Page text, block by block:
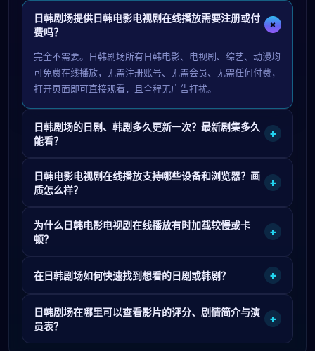
日韩剧场提供日韩电影电视剧在线播放需要注册或付
费吗？
+
完全不需要。日韩剧场所有日韩电影、电视剧、综艺、动漫均
可免费在线播放，无需注册账号、无需会员、无需任何付费，
打开页面即可直接观看，且全程无广告打扰。
日韩剧场的日剧、韩剧多久更新一次？最新剧集多久
能看？
+
日韩电影电视剧在线播放支持哪些设备和浏览器？画
质怎么样？
+
为什么日韩电影电视剧在线播放有时加载较慢或卡
顿？
+
在日韩剧场如何快速找到想看的日剧或韩剧？ +
日韩剧场在哪里可以查看影片的评分、剧情简介与演
员表？
+